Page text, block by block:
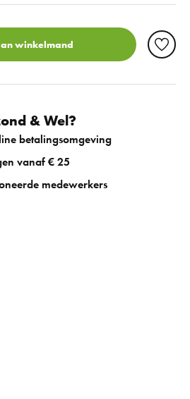
winkelmand
& Wel?
betalingsomgeving
vanaf € 25
medewerkers